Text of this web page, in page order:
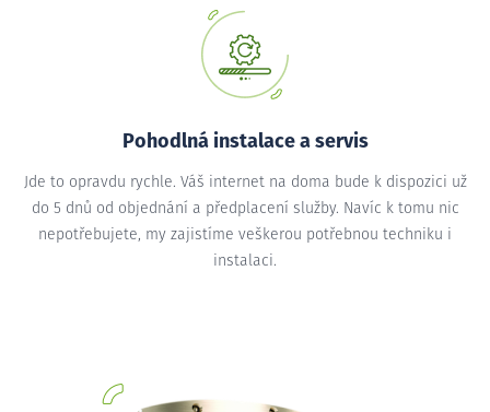
Pohodlná instalace a servis
Jde to opravdu rychle. Váš internet na doma bude k dispozici už
do 5 dnů od objednání a předplacení služby. Navíc k tomu nic
nepotřebujete, my zajistíme veškerou potřebnou techniku i
instalaci.